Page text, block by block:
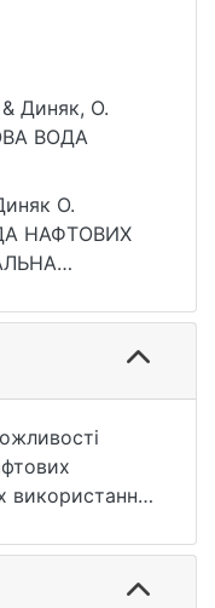
Диняк, О.
ВОДА
Вісник
4(75), 77–
О.
НАФТОВИХ
імені Тараса
4, № 75. С. 77
(дата
використання
Визначено